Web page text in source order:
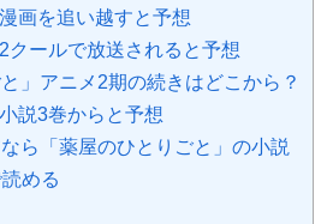
画を追い越すと予想
クールで放送されると予想
」アニメ2期の続きはどこから？
説3巻からと予想
ら「薬屋のひとりごと」の小説
める